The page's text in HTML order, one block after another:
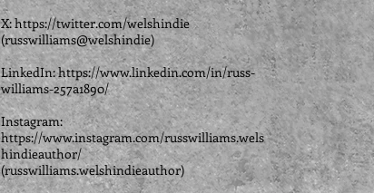
X:https://twitter.com/welshindie
(russwilliams@welshindie)
LinkedIn:https://www.linkedin.com/in/russ-
williams-257a1890/
Instagram:
https://www.instagram.com/russwilliams.wels
hindieauthor/
(russwilliams.welshindieauthor)